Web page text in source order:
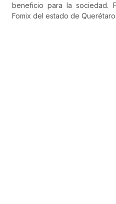
beneficio para la sociedad.
Fomix del estado de Querétaro.